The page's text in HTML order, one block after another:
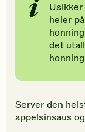
Usikker
heier
det
Server den
appelsinsaus